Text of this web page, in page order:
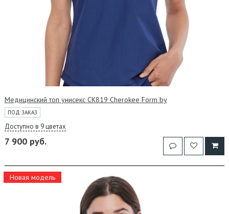
Медицинский топ унисекс CK819 Cherokee Form by
ПОД ЗАКАЗ
Доступно в 9 цветах
7 900 руб.
Новая модель